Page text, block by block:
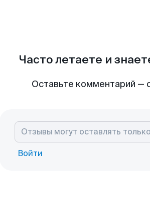
Часто летаете и
Оставьте комментарий —
Войти